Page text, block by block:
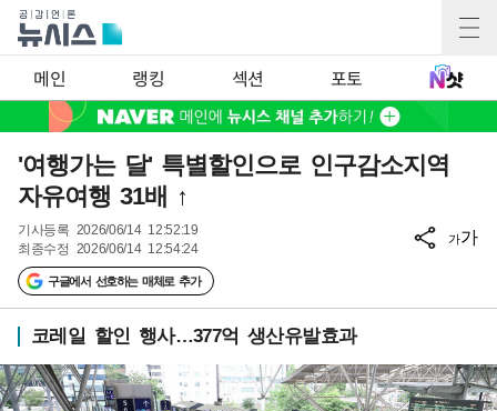
메인 랭킹 섹션 포토
'여행가는 달' 특별할인으로 인구감소지역
자유여행 31배 ↑
기사등록 2026/06/14 12:52:19
최종수정 2026/06/14 12:54:24
구글에서 선호하는 매체로 추가
가가
코레일 할인 행사…377억 생산유발효과